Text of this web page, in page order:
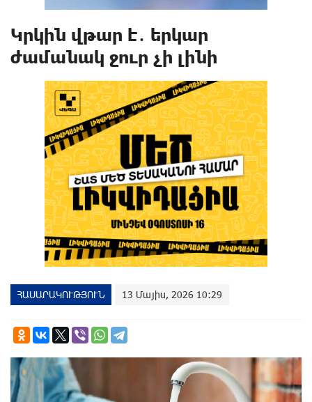
Կրկին վթար է․ երկար
ժամանակ ջուր չի լինի
ՀԱՍԱՐԱԿՈՒԹՅՈՒՆ 13 Մայիս, 2026 10:29